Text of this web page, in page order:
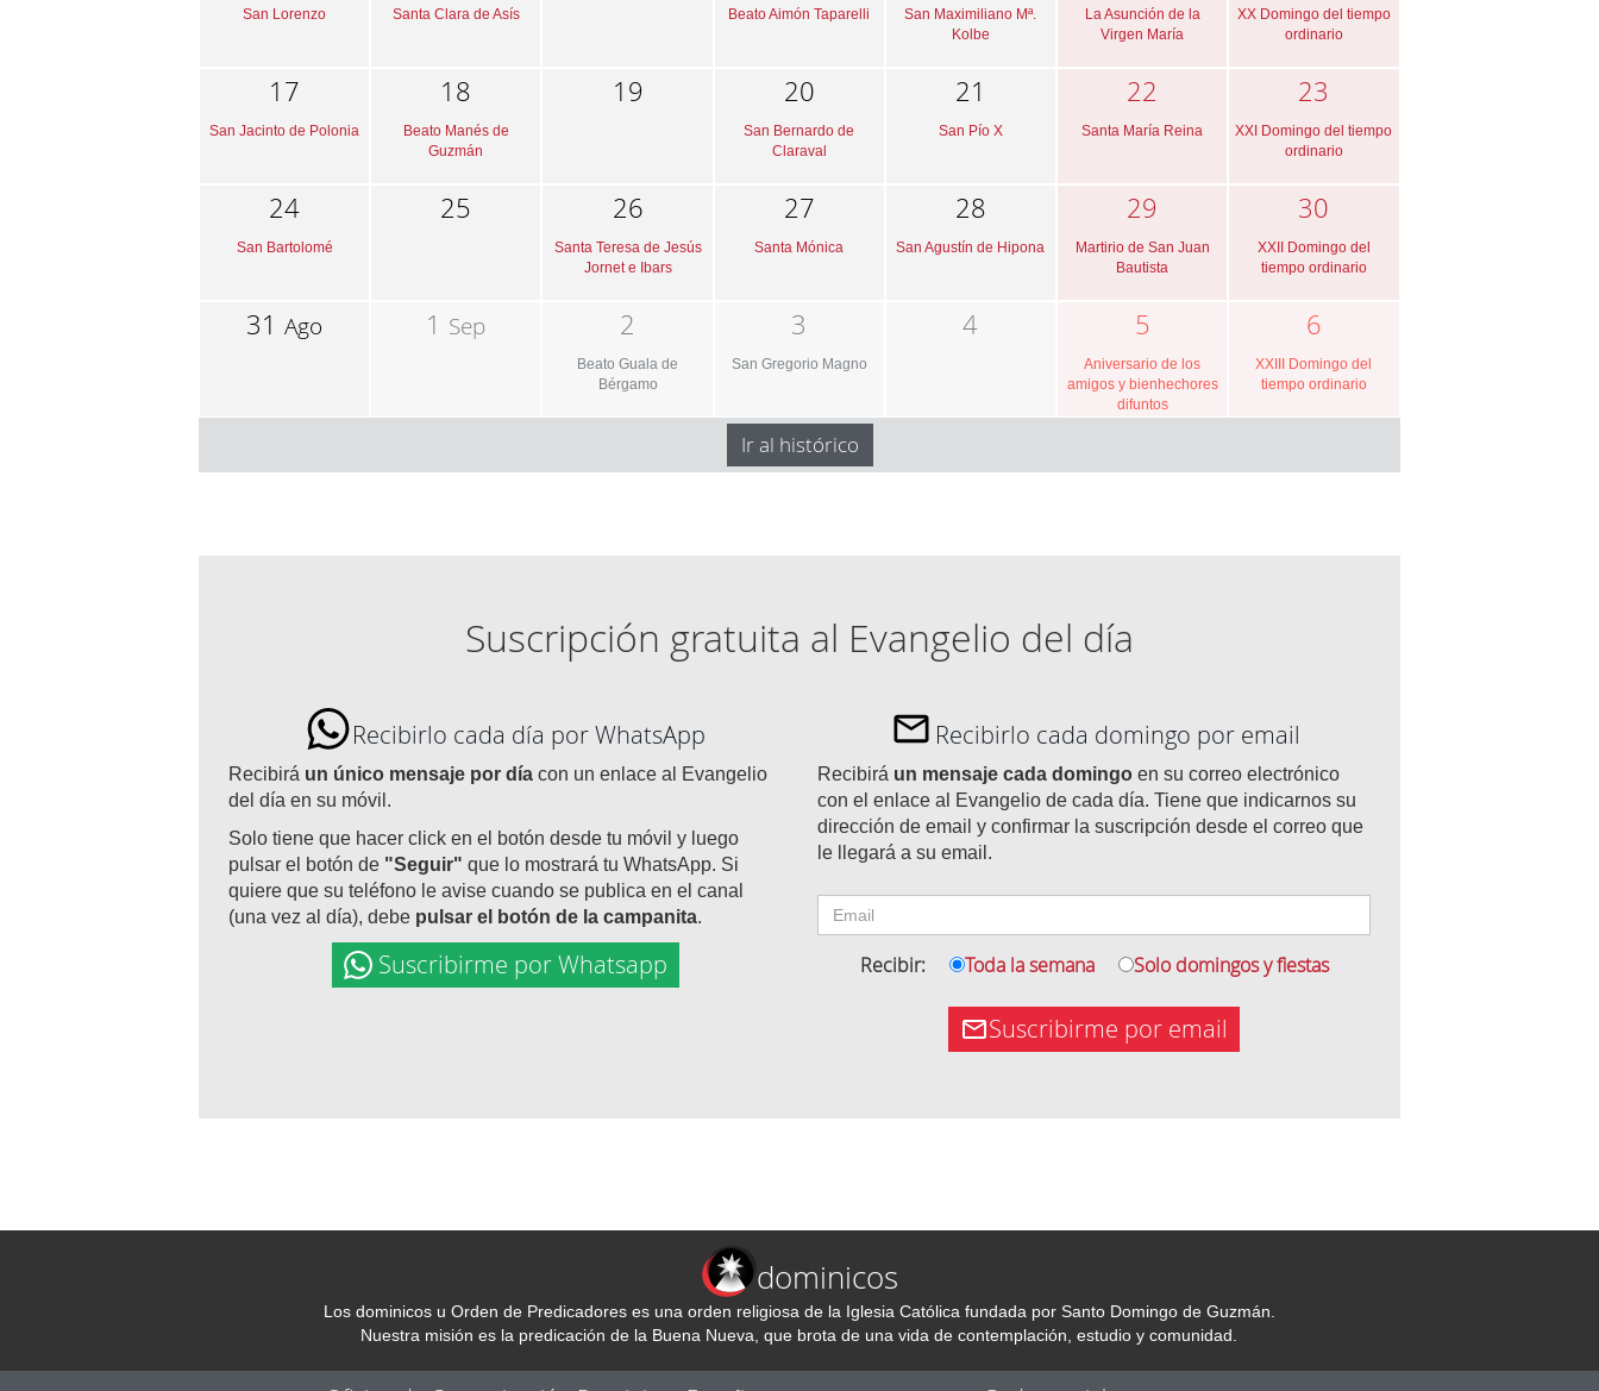
San Lorenzo Santa Clara de Asís Beato Aimón Taparelli
San Maximiliano Mª.
Kolbe
La Asunción de la
Virgen María
XX Domingo del tiempo
ordinario
17
San Jacinto de Polonia
18
Beato Manés de
Guzmán
19 20
San Bernardo de
Claraval
21
San Pío X
22
Santa María Reina
23
XXI Domingo del tiempo
ordinario
24
San Bartolomé
25 26
Santa Teresa de Jesús
Jornet e Ibars
27
Santa Mónica
28
San Agustín de Hipona
29
Martirio de San Juan
Bautista
30
XXII Domingo del
tiempo ordinario
31Ago 1 Sep 2
Beato Guala de
Bérgamo
3
San Gregorio Magno
4 5
Aniversario de los
amigos y bienhechores
difuntos
6
XXIII Domingo del
tiempo ordinario
Ir al histórico
Suscripción gratuita al Evangelio del día
Recibirlo cada día por WhatsApp
Recibirá un único mensaje por día con un enlace al Evangelio
del día en su móvil.
Solo tiene que hacer click en el botón desde tu móvil y luego
pulsar el botón de "Seguir" que lo mostrará tu WhatsApp. Si
quiere que su teléfono le avise cuando se publica en el canal
(una vez al día), debe pulsar el botón de la campanita.
Suscribirme por Whatsapp
Recibirlo cada domingo por email
Recibirá un mensaje cada domingo en su correo electrónico
con el enlace al Evangelio de cada día. Tiene que indicarnos su
dirección de email y confirmar la suscripción desde el correo que
le llegará a su email.
Recibir: Toda la semana Solo domingos y fiestas
Suscribirme por email
dominicos
Los dominicos u Orden de Predicadores es una orden religiosa de la Iglesia Católica fundada por Santo Domingo de Guzmán.
Nuestra misión es la predicación de la Buena Nueva, que brota de una vida de contemplación, estudio y comunidad.